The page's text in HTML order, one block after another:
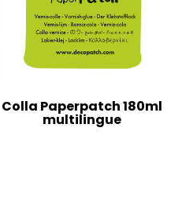
Colla Paperpatch 180ml
multilingue